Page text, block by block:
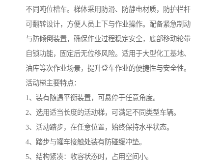
不同吨位槽车。梯体采用防滑、防静电材质，防护栏杆
可翻转设计，方便人员上下与作业操作。配备紧急制动
与防倾倒装置，确保作业过程稳定安全，底部移动轮带
自锁功能，固定后无位移风险。适用于大型化工基地、
油库等次作业场景，提升登车作业的便捷性与安全性。
活动梯主要特点：
1、装有随遇平衡装置，可悬停于任意角度。
2、选用适当长度的活动梯，可满足不同类型车辆。
3、活动踏步，在任意位置，始终保持水平状态。
4、踏步与罐车接触处装有防碰缓冲垫。
5、结构紧凑：收容状态时，占用空间小。